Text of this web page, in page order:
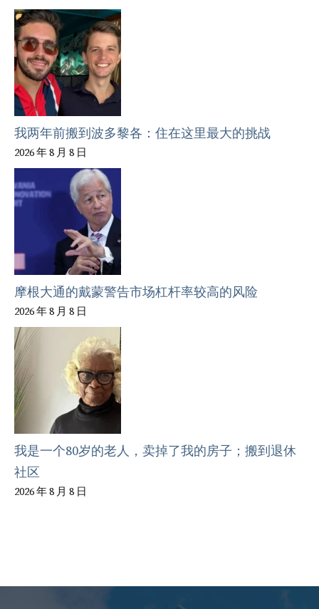
我两年前搬到波多黎各：住在这里最大的挑战
2026 年 8 月 8 日
摩根大通的戴蒙警告市场杠杆率较高的风险
2026 年 8 月 8 日
我是一个80岁的老人，卖掉了我的房子；搬到退休
社区
2026 年 8 月 8 日